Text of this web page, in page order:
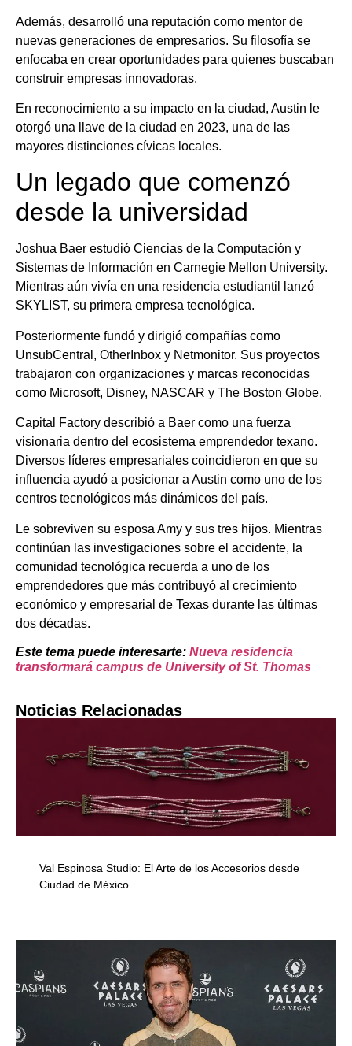
Además, desarrolló una reputación como mentor de
nuevas generaciones de empresarios. Su filosofía se
enfocaba en crear oportunidades para quienes buscaban
construir empresas innovadoras.
En reconocimiento a su impacto en la ciudad, Austin le
otorgó una llave de la ciudad en 2023, una de las
mayores distinciones cívicas locales.
Un legado que comenzó
desde la universidad
Joshua Baer estudió Ciencias de la Computación y
Sistemas de Información en Carnegie Mellon University.
Mientras aún vivía en una residencia estudiantil lanzó
SKYLIST, su primera empresa tecnológica.
Posteriormente fundó y dirigió compañías como
UnsubCentral, OtherInbox y Netmonitor. Sus proyectos
trabajaron con organizaciones y marcas reconocidas
como Microsoft, Disney, NASCAR y The Boston Globe.
Capital Factory describió a Baer como una fuerza
visionaria dentro del ecosistema emprendedor texano.
Diversos líderes empresariales coincidieron en que su
influencia ayudó a posicionar a Austin como uno de los
centros tecnológicos más dinámicos del país.
Le sobreviven su esposa Amy y sus tres hijos. Mientras
continúan las investigaciones sobre el accidente, la
comunidad tecnológica recuerda a uno de los
emprendedores que más contribuyó al crecimiento
económico y empresarial de Texas durante las últimas
dos décadas.
Este tema puede interesarte: Nueva residencia
transformará campus de University of St. Thomas
Noticias Relacionadas
Val Espinosa Studio: El Arte de los Accesorios desde
Ciudad de México